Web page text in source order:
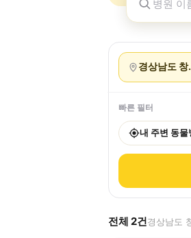
경상남도 창
빠른 필터
내 주변 동물
전체 2건경상남도